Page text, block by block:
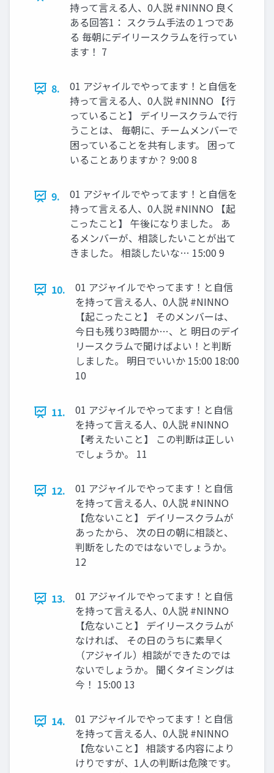
持って言える人、0人説 #NINNO 良く
ある回答1： スクラム手法の１つであ
る 毎朝にデイリースクラムを行ってい
ます！ 7
8.
01 アジャイルでやってます！と自信を
持って言える人、0人説 #NINNO 【行
っていること】 デイリースクラムで行
うことは、 毎朝に、チームメンバーで
困っていることを共有します。 困って
いることありますか？ 9:00 8
9.
01 アジャイルでやってます！と自信を
持って言える人、0人説 #NINNO 【起
こったこと】 午後になりました。 あ
るメンバーが、相談したいことが出て
きました。 相談したいな… 15:00 9
10.
01 アジャイルでやってます！と自信
を持って言える人、0人説 #NINNO
【起こったこと】 そのメンバーは、
今日も残り3時間か…、と 明日のデイ
リースクラムで聞けばよい！と判断
しました。 明日でいいか 15:00 18:00
10
11.
01 アジャイルでやってます！と自信
を持って言える人、0人説 #NINNO
【考えたいこと】 この判断は正しい
でしょうか。 11
12.
01 アジャイルでやってます！と自信
を持って言える人、0人説 #NINNO
【危ないこと】 デイリースクラムが
あったから、 次の日の朝に相談と、
判断をしたのではないでしょうか。
12
13.
01 アジャイルでやってます！と自信
を持って言える人、0人説 #NINNO
【危ないこと】 デイリースクラムが
なければ、 その日のうちに素早く
（アジャイル）相談ができたのでは
ないでしょうか。 聞くタイミングは
今！ 15:00 13
14.
01 アジャイルでやってます！と自信
を持って言える人、0人説 #NINNO
【危ないこと】 相談する内容により
けりですが、1人の判断は危険です。